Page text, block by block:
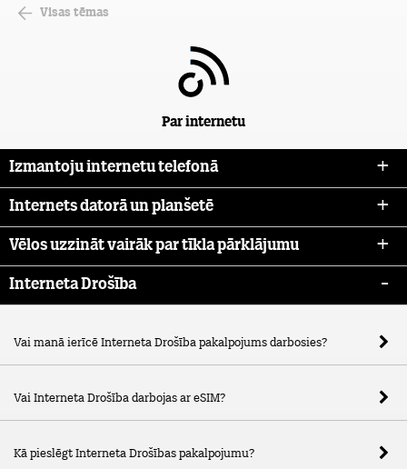
Visas tēmas
Par internetu
Izmantoju internetu telefonā
Internets datorā un planšetē
Vēlos uzzināt vairāk par tīkla pārklājumu
Interneta Drošība
Vai manā ierīcē Interneta Drošība pakalpojums darbosies?
Vai Interneta Drošība darbojas ar eSIM?
Kā pieslēgt Interneta Drošības pakalpojumu?